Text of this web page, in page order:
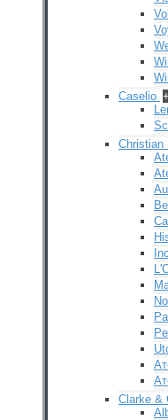
Caselio +
Christian
Clarke &